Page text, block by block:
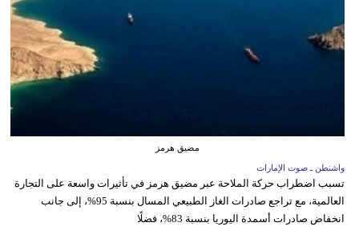
مضيق هرمز
واشنطن ـ صوت الإمارات
تسبب اضطراب حركة الملاحة عبر مضيق هرمز في تأثيرات واسعة على التجارة
العالمية، مع تراجع صادرات الغاز الطبيعي المسال بنسبة 95%، إلى جانب
انخفاض صادرات أسمدة اليوريا بنسبة 83%، فضلًا